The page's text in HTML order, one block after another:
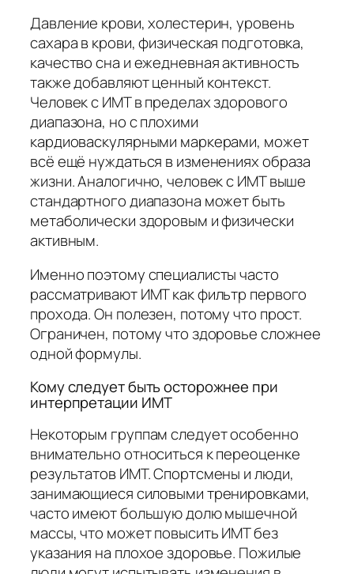
Давление крови, холестерин, уровень
сахара в крови, физическая подготовка,
качество сна и ежедневная активность
также добавляют ценный контекст.
Человек с ИМТ в пределах здорового
диапазона, но с плохими
кардиоваскулярными маркерами, может
всё ещё нуждаться в изменениях образа
жизни. Аналогично, человек с ИМТ выше
стандартного диапазона может быть
метаболически здоровым и физически
активным.
Именно поэтому специалисты часто
рассматривают ИМТ как фильтр первого
прохода. Он полезен, потому что прост.
Ограничен, потому что здоровье сложнее
одной формулы.
Кому следует быть осторожнее при
интерпретации ИМТ
Некоторым группам следует особенно
внимательно относиться к переоценке
результатов ИМТ. Спортсмены и люди,
занимающиеся силовыми тренировками,
часто имеют большую долю мышечной
массы, что может повысить ИМТ без
указания на плохое здоровье. Пожилые